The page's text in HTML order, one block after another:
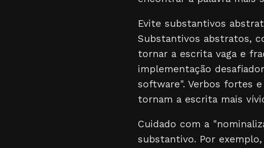
Evite substantivos
Substantivos abstratos,
tornar a escrita vaga e
implementação
software". Verbos fortes
tornam a escrita mais
Cuidado com a
substantivo. Por